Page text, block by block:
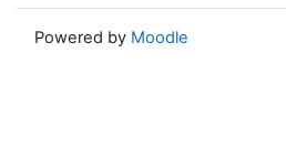
Powered by Moodle